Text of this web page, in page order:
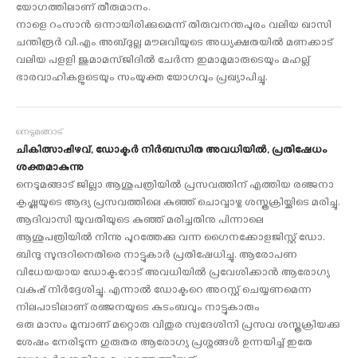
യോഗത്തിലാണ് തീരുമാനം.
നാളെ റംസാൻ ഒന്നായിരിക്കുമെന്ന് തിരുവനന്തപുരം വലിയ ഖാസി
ചന്തിരൂർ വി.എം അബ്ദുല്ല മൗലവിയുടെ അധ്യക്ഷതയിൽ മണക്കാട്
വലിയ പളളി ജുമാമസ്ജിദിൽ ചേർന്ന ഇമാമുമാരുടെയും മഹല്ല്
ഭാരവാഹികളുടെയും സംയുക്ത യോഗവും പ്രഖ്യാപിച്ചു.
നെടുമങ്ങാട്
ചികിത്സാപ്പിഴവ്, ഡോക്ടർ നിർബന്ധിത അവധിയിൽ, പ്രതിഷേധം
ശക്തമാകുന്നു
നെടുമങ്ങാട് ജില്ലാ ആശുപത്രിയിൽ പ്രസവത്തിന് എത്തിയ രഞ്ജനാ
കൃഷ്ണയുടെ ആദ്യ പ്രസവത്തിലെ കുഞ്ഞ് ചൊവ്വാഴ്ച ശസ്ത്രക്രിയ്ക്കിടെ മരിച്ചു.
ആദിവാസി യുവതിയുടെ കുഞ്ഞ് മരിച്ചതിനു പിന്നാലെ
ആശുപത്രിയിൽ നിന്നു പുറത്തേക്കു വന്ന ഗൈനക്കോളജിസ്റ്റ് ഡോ.
ബിന്ദു സുന്ദറിനെതിരെ നാട്ടുകാർ പ്രതിഷേധിച്ചു. ആരോപണ
വിധേയയായ ഡോക്ടറോട് അവധിയിൽ പ്രവേശിക്കാൻ ആരോഗ്യ
വകുപ്പ് നിർദ്ദേശിച്ചു. എന്നാൽ ഡോക്ടറെ അറസ്റ്റ് ചെയ്യണമെന്ന
നിലപാടിലാണ് രഞ്ജനയുടെ കുടംബവും നാട്ടുകാരും
ഒരു മാസം മുമ്പാണ് മറ്റൊരു വിതുര സ്വദേശിനി പ്രസവ ശസ്ത്രക്രിയക്കു
ശേഷം നേരിടുന്ന ഗുരുതര ആരോഗ്യ പ്രശ്നങ്ങൾ ഉന്നയിച്ച് ഇതേ